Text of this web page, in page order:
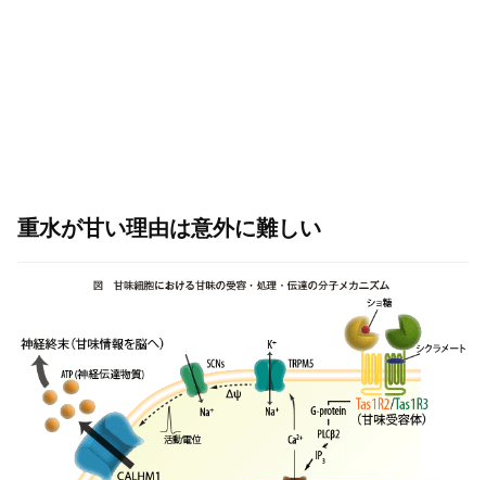
重水が甘い理由は意外に難しい